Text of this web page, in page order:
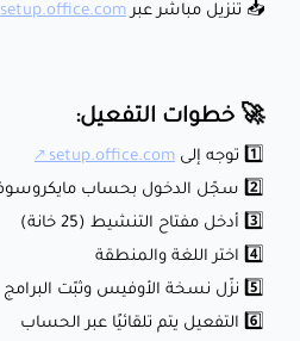
📥 تنزيل مباشر عبر setup.office.com
🚀 خطوات التفعيل:
1️⃣ توجه إلى
setup.office.com
2️⃣ سجّل الدخول بحساب مايكروسوفت الخاص بك
3️⃣ أدخل مفتاح التنشيط (25 خانة)
4️⃣ اختر اللغة والمنطقة
5️⃣ نزّل نسخة الأوفيس وثبّت البرامج
6️⃣ التفعيل يتم تلقائيًا عبر الحساب